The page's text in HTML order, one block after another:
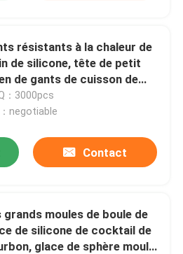
résistants à la chaleur de
de silicone, tête de petit
de gants de cuisson de
formée
：3000pcs
negotiable
Contact
grands moules de boule de
de silicone de cocktail de
glace de sphère moule